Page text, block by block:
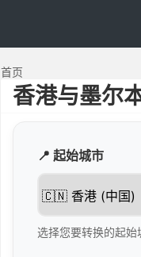
首页
香港与墨尔
📍 起始城市
选择您要转换的起始